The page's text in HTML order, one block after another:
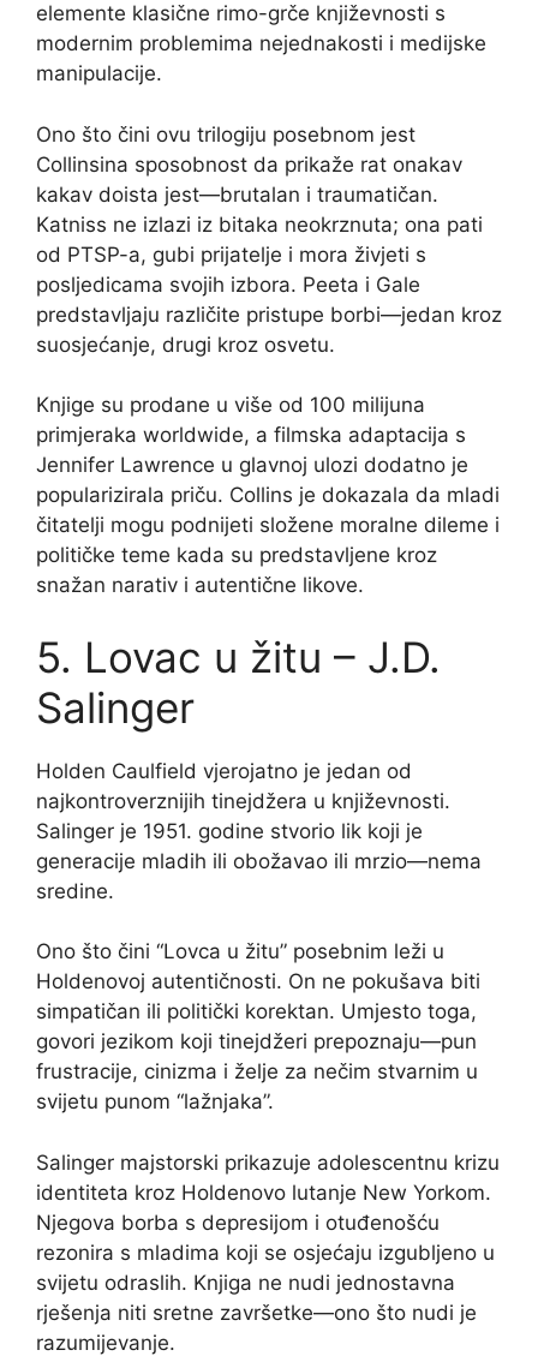
elemente klasične rimo-grče književnosti s
modernim problemima nejednakosti i medijske
manipulacije.
Ono što čini ovu trilogiju posebnom jest
Collinsina sposobnost da prikaže rat onakav
kakav doista jest—brutalan i traumatičan.
Katniss ne izlazi iz bitaka neokrznuta; ona pati
od PTSP-a, gubi prijatelje i mora živjeti s
posljedicama svojih izbora. Peeta i Gale
predstavljaju različite pristupe borbi—jedan kroz
suosjećanje, drugi kroz osvetu.
Knjige su prodane u više od 100 milijuna
primjeraka worldwide, a filmska adaptacija s
Jennifer Lawrence u glavnoj ulozi dodatno je
popularizirala priču. Collins je dokazala da mladi
čitatelji mogu podnijeti složene moralne dileme i
političke teme kada su predstavljene kroz
snažan narativ i autentične likove.
5. Lovac u žitu – J.D.
Salinger
Holden Caulfield vjerojatno je jedan od
najkontroverznijih tinejdžera u književnosti.
Salinger je 1951. godine stvorio lik koji je
generacije mladih ili obožavao ili mrzio—nema
sredine.
Ono što čini “Lovca u žitu” posebnim leži u
Holdenovoj autentičnosti. On ne pokušava biti
simpatičan ili politički korektan. Umjesto toga,
govori jezikom koji tinejdžeri prepoznaju—pun
frustracije, cinizma i želje za nečim stvarnim u
svijetu punom “lažnjaka”.
Salinger majstorski prikazuje adolescentnu krizu
identiteta kroz Holdenovo lutanje New Yorkom.
Njegova borba s depresijom i otuđenošću
rezonira s mladima koji se osjećaju izgubljeno u
svijetu odraslih. Knjiga ne nudi jednostavna
rješenja niti sretne završetke—ono što nudi je
razumijevanje.